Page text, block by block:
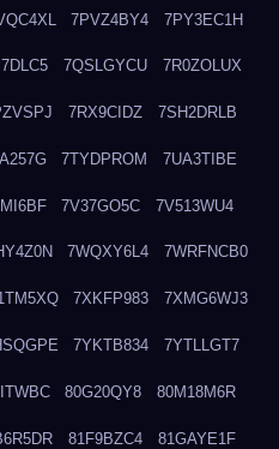
7PVZ4BY4 7PY3EC1H
7QSLGYCU 7R0ZOLUX
7RX9CIDZ 7SH2DRLB
7TYDPROM 7UA3TIBE
7V37GO5C 7V513WU4
7WQXY6L4 7WRFNCB0
7XKFP983 7XMG6WJ3
7YKTB834 7YTLLGT7
80G20QY8 80M18M6R
81F9BZC4 81GAYE1F